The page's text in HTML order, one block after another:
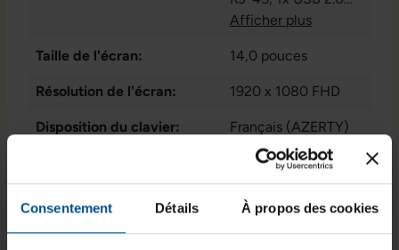
Consentement Détails À propos des cookies
type A, 1x USB 3.2
audio / microphone -
combo 3.5 mm , 1x
microSD , 2x USB 3.1
Gen 1 Type A, 10x
Afficher plus
Taille de l'écran: 14,0 pouces
Résolution de l'écran: 1920 x 1080 FHD
Disposition du clavier:
Français (AZERTY)
sans pavé numérique
Puce graphique intégrée:
Intel® UHD Graphics
for 11th Gen Intel®